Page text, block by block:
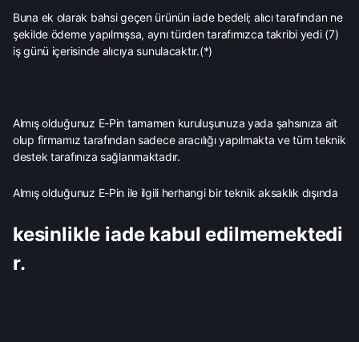
Buna ek olarak bahsi geçen ürünün iade bedeli; alıcı tarafından ne
şekilde ödeme yapılmışsa, aynı türden tarafımızca takribi yedi (7)
iş günü içerisinde alıcıya sunulacaktır.(*)
Almış olduğunuz E-Pin tamamen kuruluşunuza yada şahsınıza ait
olup firmamız tarafından sadece aracılığı yapılmakta ve tüm teknik
destek tarafınıza sağlanmaktadır.
Almış olduğunuz E-Pin ile ilgili herhangi bir teknik aksaklık dışında
kesinlikle iade kabul edilmemektedi
r.